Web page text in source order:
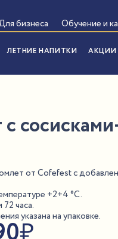
бизнеса Обучение и
ЛЕТНИЕ НАПИТКИ АКЦИИ
от Cofefest с
+2+4 °С.
часа.
указана на упаковке.